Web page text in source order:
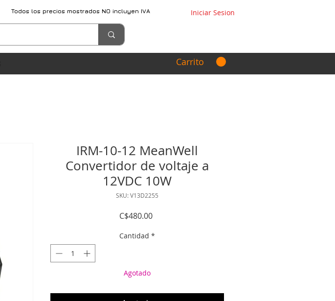
Todos los precios mostrados NO incluyen IVA Iniciar Sesion
Carrito
IRM-10-12 MeanWell
Convertidor de voltaje a
12VDC 10W
SKU: V13D2255
C$480.00Precio
Cantidad *
Agotado